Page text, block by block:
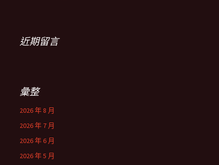
近期留言
彙整
2026 年 8 月
2026 年 7 月
2026 年 6 月
2026 年 5 月